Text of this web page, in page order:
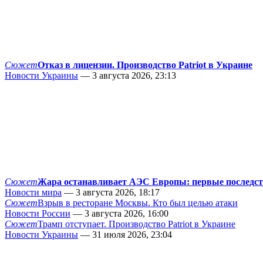
СюжетОтказ в лицензии. Производство Patriot в Украине
Новости Украины — 3 августа 2026, 23:13
СюжетЖара останавливает АЭС Европы: первые
Новости мира — 3 августа 2026, 18:17
СюжетВзрыв в ресторане Москвы. Кто был целью атаки
Новости России — 3 августа 2026, 16:00
СюжетТрамп отступает. Производство Patriot в Украине
Новости Украины — 31 июля 2026, 23:04